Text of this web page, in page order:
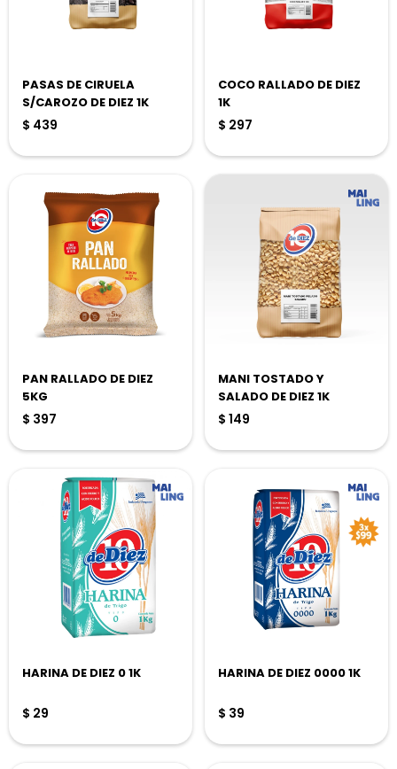
PASAS DE CIRUELA
S/CAROZO DE DIEZ 1K
$ 439
COCO RALLADO DE DIEZ
1K
$ 297
PAN RALLADO DE DIEZ
5KG
$ 397
MANI TOSTADO Y
SALADO DE DIEZ 1K
$ 149
HARINA DE DIEZ 0 1K
$ 29
HARINA DE DIEZ 0000 1K
$ 39